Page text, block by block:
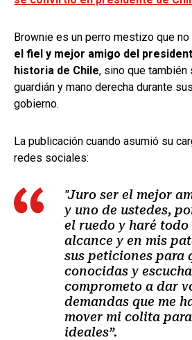
Brownie es un perro mestizo que
el fiel y mejor amigo del
historia de Chile, sino que también
guardián y mano derecha durante
gobierno.
La publicación cuando asumió su
redes sociales:
"Juro ser el mejor
y uno de ustedes,
el ruedo y haré todo
alcance y en mis
sus peticiones para
conocidas y
comprometo a dar
demandas que me
mover mi colita
ideales”.